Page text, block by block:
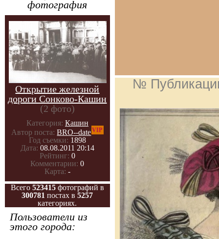
фотография
Открытие железной
дороги Сонково-Кашин
(2 фото)
Категория: Кашин
Автор поста: BRO--dateVIP
Год съемки: 1898
Дата: 08.08.2011 20:14
Рейтинг: 0
Комментарии: 0
Карта: -
Всего 523415 фотографий в
300781 постах в5257
категориях.
Пользователи из
этого города:
№